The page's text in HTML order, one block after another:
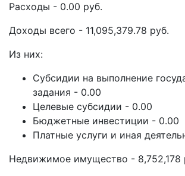
Расходы - 0.00 руб.
Доходы всего - 11,095,379.78 руб.
Из них:
Субсидии на выполнение
задания - 0.00
Целевые субсидии - 0.00
Бюджетные инвестиции - 0.00
Платные услуги и иная
Недвижимое имущество - 8,752,178